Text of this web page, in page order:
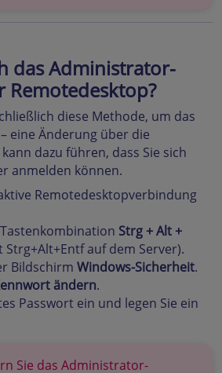
das Administrator-
Remotedesktop?
diese Methode, um das
eine Änderung über die
dazu führen, dass Sie sich
anmelden können.
Remotedesktopverbindung
Strg + Alt +
auf dem Server).
Bildschirm Windows-Sicherheit.
ändern.
Passwort ein und legen Sie ein
Sie das Administrator-